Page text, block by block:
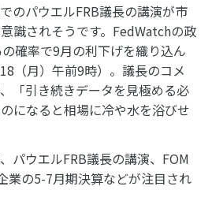
のパウエルFRB議長の講演が市
識されそうです。FedWatchの政
確率で9月の利下げを織り込ん
（月）午前9時）。議長のコメ
「引き続きデータを見極める必
になると相場に冷や水を浴びせ
パウエルFRB議長の講演、FOM
業の5-7月期決算などが注目され